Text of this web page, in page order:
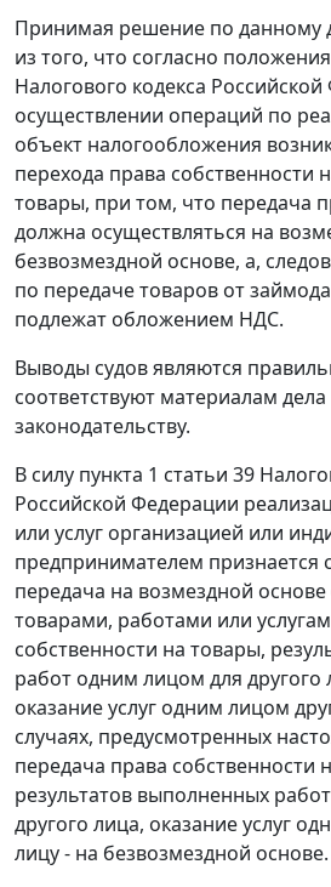
Принимая решение по данному
из того, что согласно
Налогового кодекса
осуществлении операций по
объект налогообложения
перехода права собственности
товары, при том, что передача
должна осуществляться на
безвозмездной основе, а,
по передаче товаров от
подлежат обложением НДС.
Выводы судов являются
соответствуют материалам
законодательству.
В силу пункта 1 статьи 39
Российской Федерации
или услуг организацией или
предпринимателем признается
передача на возмездной
товарами, работами или
собственности на товары,
работ одним лицом для другого
оказание услуг одним лицом
случаях, предусмотренных
передача права собственности
результатов выполненных
другого лица, оказание услуг
лицу - на безвозмездной основе.